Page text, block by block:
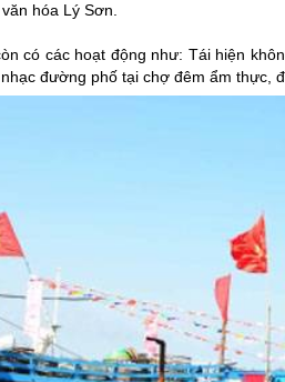
hóa Lý Sơn.
có các hoạt động như: Tái hiện
đường phố tại chợ đêm ẩm thực,